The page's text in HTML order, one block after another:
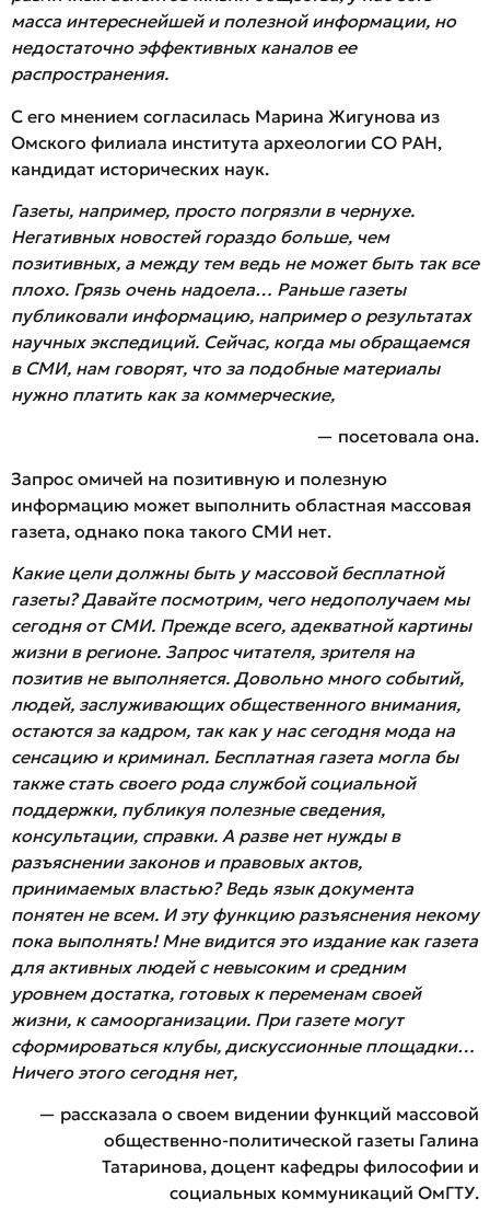
масса интереснейшей и полезной информации, но
недостаточно эффективных каналов ее
распространения.
С его мнением согласилась Марина Жигунова из
Омского филиала института археологии СО РАН,
кандидат исторических наук.
Газеты, например, просто погрязли в чернухе.
Негативных новостей гораздо больше, чем
позитивных, а между тем ведь не может быть так все
плохо. Грязь очень надоела… Раньше газеты
публиковали информацию, например о результатах
научных экспедиций. Сейчас, когда мы обращаемся
в СМИ, нам говорят, что за подобные материалы
нужно платить как за коммерческие,
— посетовала она.
Запрос омичей на позитивную и полезную
информацию может выполнить областная массовая
газета, однако пока такого СМИ нет.
Какие цели должны быть у массовой бесплатной
газеты? Давайте посмотрим, чего недополучаем мы
сегодня от СМИ. Прежде всего, адекватной картины
жизни в регионе. Запрос читателя, зрителя на
позитив не выполняется. Довольно много событий,
людей, заслуживающих общественного внимания,
остаются за кадром, так как у нас сегодня мода на
сенсацию и криминал. Бесплатная газета могла бы
также стать своего рода службой социальной
поддержки, публикуя полезные сведения,
консультации, справки. А разве нет нужды в
разъяснении законов и правовых актов,
принимаемых властью? Ведь язык документа
понятен не всем. И эту функцию разъяснения некому
пока выполнять! Мне видится это издание как газета
для активных людей с невысоким и средним
уровнем достатка, готовых к переменам своей
жизни, к самоорганизации. При газете могут
сформироваться клубы, дискуссионные площадки…
Ничего этого сегодня нет,
— рассказала о своем видении функций массовой
общественно-политической газеты Галина
Татаринова, доцент кафедры философии и
социальных коммуникаций ОмГТУ.